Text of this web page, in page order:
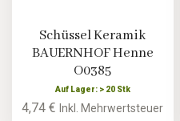
Schüssel Keramik
BAUERNHOF Henne
O0385
Auf Lager: > 20 Stk
4,74 €Inkl. Mehrwertsteuer